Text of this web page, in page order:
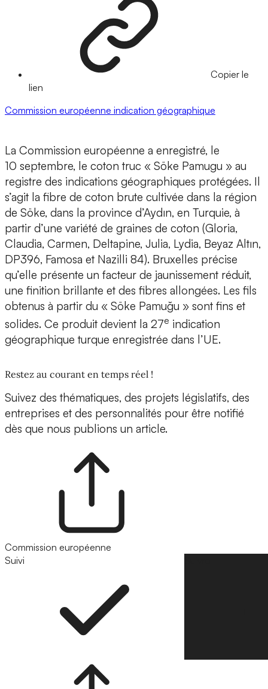
Copier le
lien
Commission européenne indication géographique
La Commission européenne a enregistré, le
10 septembre, le coton truc « Söke Pamugu » au
registre des indications géographiques protégées. Il
s’agit la fibre de coton brute cultivée dans la région
de Söke, dans la province d’Aydın, en Turquie, à
partir d’une variété de graines de coton (Gloria,
Claudia, Carmen, Deltapine, Julia, Lydia, Beyaz Altın,
DP396, Famosa et Nazilli 84). Bruxelles précise
qu’elle présente un facteur de jaunissement réduit,
une finition brillante et des fibres allongées. Les fils
obtenus à partir du « Söke Pamuğu » sont fins et
solides. Ce produit devient la 27e indication
géographique turque enregistrée dans l’UE.
Restez au courant en temps réel !
Suivez des thématiques, des projets législatifs, des
entreprises et des personnalités pour être notifié
dès que nous publions un article.
Commission européenne
Suivi